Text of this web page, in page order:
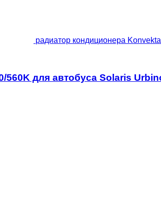
радиатор кондиционера
для автобуса Solaris